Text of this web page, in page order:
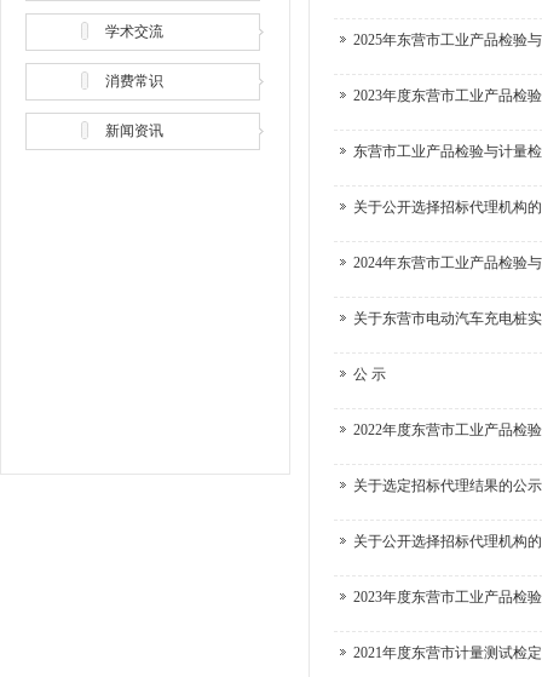
学术交流
消费常识
新闻资讯
2025年东营市工业产品检验
2023年度东营市工业产品检
东营市工业产品检验与计量
关于公开选择招标代理机构
2024年东营市工业产品检验
关于东营市电动汽车充电桩
公 示
2022年度东营市工业产品检
关于选定招标代理结果的公示
关于公开选择招标代理机构
2023年度东营市工业产品检
2021年度东营市计量测试检